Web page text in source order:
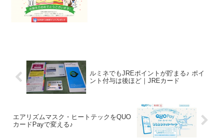
ルミネでもJREポイントが貯まる♪ ポイ
ント付与は後ほど｜JREカード
エアリズムマスク・ヒートテックをQUO
カードPayで変える♪